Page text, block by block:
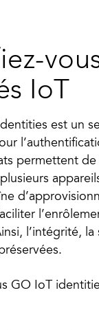
IoT
est un
permettent
l’intégrité,
GO IoT